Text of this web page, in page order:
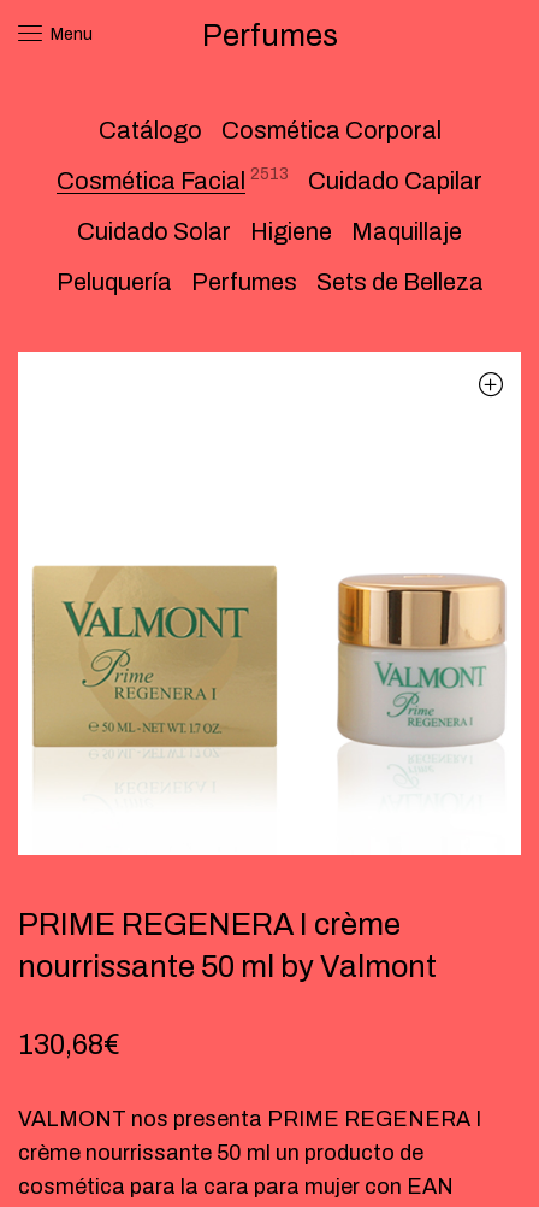
Menu Perfumes
Catálogo
Cosmética Corporal
Cosmética Facial 2513
Cuidado Capilar
Cuidado Solar
Higiene
Maquillaje
Peluquería
Perfumes Sets de Belleza
PRIME REGENERA I crème
nourrissante 50 ml by Valmont
130,68€
VALMONT nos presenta PRIME REGENERA I
crème nourrissante 50 ml un producto de
cosmética para la cara para mujer con EAN